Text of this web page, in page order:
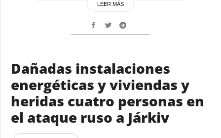
LEER MÁS
Dañadas instalaciones
energéticas y viviendas y
heridas cuatro personas en
el ataque ruso a Járkiv